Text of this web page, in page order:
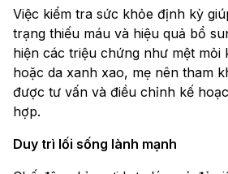
Việc kiểm tra sức khỏe định kỳ
trạng thiếu máu và hiệu quả bổ
hiện các triệu chứng như mệt mỏi
hoặc da xanh xao, mẹ nên tham
được tư vấn và điều chỉnh kế
hợp.
Duy trì lối sống lành mạnh